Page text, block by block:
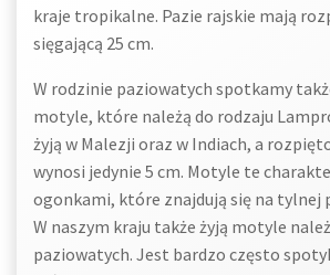
kraje tropikalne. Pazie rajskie mają
sięgającą 25 cm.
W rodzinie paziowatych spotkamy
motyle, które należą do rodzaju
żyją w Malezji oraz w Indiach, a
wynosi jedynie 5 cm. Motyle te
ogonkami, które znajdują się na tylnej
W naszym kraju także żyją motyle
paziowatych. Jest bardzo często